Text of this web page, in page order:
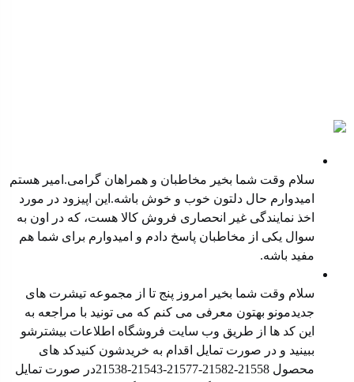
سلام وقت شما بخیر مخاطبان و همراهان گرامی.امیر هستم
امیدوارم حال دلتون خوب و خوش باشه.این اپیزود در مورد
اخذ نمایندگی غیر انحصاری فروش کالا هست، که در اون به
سوال یکی از مخاطبان پاسخ دادم و امیدوارم برای شما هم
مفید باشه.
سلام وقت شما بخیر امروز پنج تا از مجموعه تیشرت های
جدیدمونو بهتون معرفی می کنم که می تونید با مراجعه به
این کد ها از طریق وب سایت ⁠فروشگاه ⁠اطلاعات بیشترشو
ببینید و در صورت تمایل اقدام به خریدشون کنیدکد های
محصول ⁠21558-21582-21577⁠-⁠21543⁠-⁠21538⁠در صورت تمایل